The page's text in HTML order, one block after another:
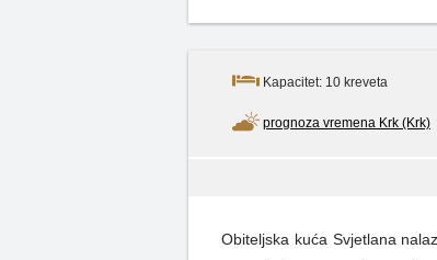
Kapacitet: 10 kreveta
prognoza vremena Krk (Krk)
Obiteljska kuća Svjetlana